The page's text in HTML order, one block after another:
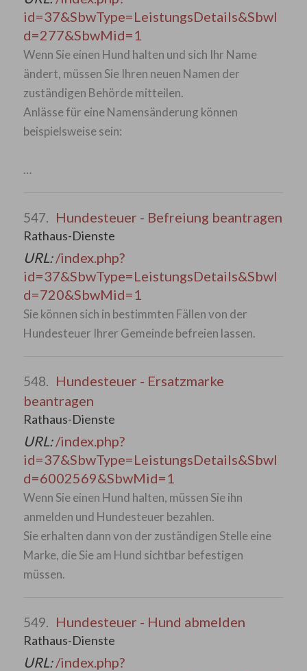
id=37&SbwType=LeistungsDetails&SbwI
d=277&SbwMid=1
Wenn Sie einen Hund halten und sich Ihr Name
ändert, müssen Sie Ihren neuen Namen der
zuständigen Behörde mitteilen.
Anlässe für eine Namensänderung können
beispielsweise sein:
…
547. Hundesteuer - Befreiung beantragen
Rathaus-Dienste
URL:/index.php?
id=37&SbwType=LeistungsDetails&SbwI
d=720&SbwMid=1
Sie können sich in bestimmten Fällen von der
Hundesteuer Ihrer Gemeinde befreien lassen.
548. Hundesteuer - Ersatzmarke
beantragen
Rathaus-Dienste
URL:/index.php?
id=37&SbwType=LeistungsDetails&SbwI
d=6002569&SbwMid=1
Wenn Sie einen Hund halten, müssen Sie ihn
anmelden und Hundesteuer bezahlen.
Sie erhalten dann von der zuständigen Stelle eine
Marke, die Sie am Hund sichtbar befestigen
müssen.
549. Hundesteuer - Hund abmelden
Rathaus-Dienste
URL:/index.php?